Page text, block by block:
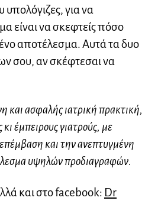
για να
είναι να σκεφτείς πόσο
αποτέλεσμα. Αυτά τα δυο
σου, αν σκέφτεσαι να
και ασφαλής ιατρική πρακτική,
έμπειρους γιατρούς, με
επέμβαση και την ανεπτυγμένη
υψηλών προδιαγραφών.
και στο facebook: Dr